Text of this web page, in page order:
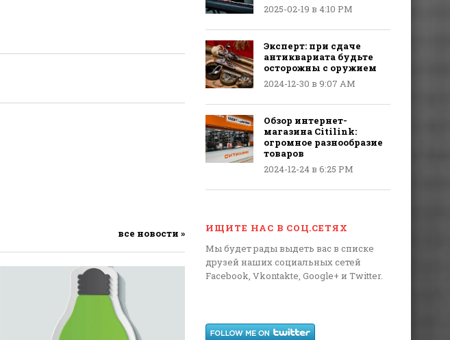
все новости »
2025-02-19 в 4:10 PM
Эксперт: при сдаче
антиквариата будьте
осторожны с оружием
2024-12-30 в 9:07 AM
Обзор интернет-
магазина Citilink:
огромное разнообразие
товаров
2024-12-24 в 6:25 PM
ИЩИТЕ НАС В СОЦ.СЕТЯХ
Мы будет рады выдеть вас в списке
друзей наших социальных сетей
Facebook, Vkontakte, Google+ и Twitter.